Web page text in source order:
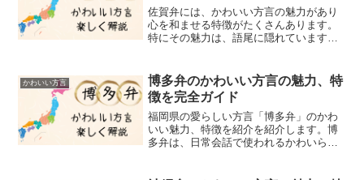
佐賀弁には、かわいい方言の魅力があり
心を和ませる特徴がたくさんあります。
特にその魅力は、語尾に隠れています。
の心に優しく寄り添います。例えば、
「～ばい」や「～たい」とい...
かわいい方言
博多弁のかわいい方言の魅力、特
徴を完全ガイド
福岡県の愛らしい方言「博多弁」のかわ
いい魅力、特徴を紹介を紹介します。博
多弁は、日常会話で使われるかわいらし